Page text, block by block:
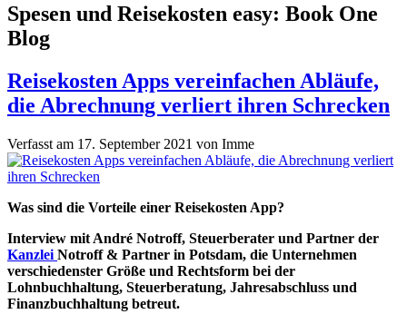
Spesen und Reisekosten easy: Book One
Blog
Reisekosten Apps vereinfachen Abläufe,
die Abrechnung verliert ihren Schrecken
Verfasst am 17. September 2021 von Imme
Was sind die Vorteile einer Reisekosten App?
Interview mit André Notroff, Steuerberater und Partner der
Kanzlei Notroff & Partner in Potsdam, die Unternehmen
verschiedenster Größe und Rechtsform bei der
Lohnbuchhaltung, Steuerberatung, Jahresabschluss und
Finanzbuchhaltung betreut.